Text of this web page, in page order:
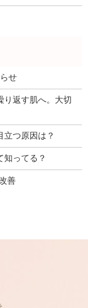
せ
り返す肌へ。大切
つ原因は？
知ってる？
善